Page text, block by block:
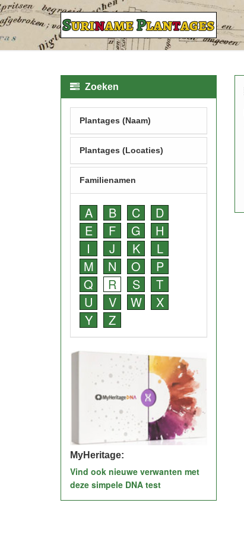
Zoeken
Plantages (Naam)
Plantages (Locaties)
Familienamen
A B C
D
E
F G
H
I
J K
L
M
N O
P
Q
R S
T
U
V W
X
Y
Z
MyHeritage:
Vind ook nieuwe verwanten met
deze simpele DNA test